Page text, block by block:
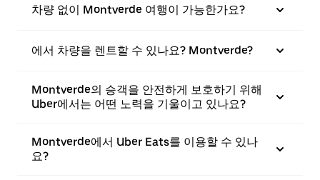
차량 없이 Montverde 여행이 가능한가요?
에서 차량을 렌트할 수 있나요? Montverde?
Montverde의 승객을 안전하게 보호하기 위해
Uber에서는 어떤 노력을 기울이고 있나요?
Montverde에서 Uber Eats를 이용할 수 있나
요?